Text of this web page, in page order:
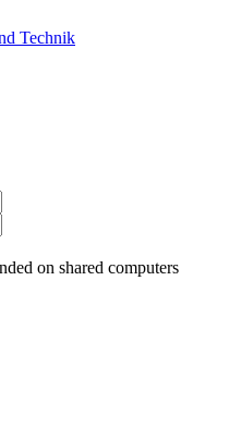
on shared computers